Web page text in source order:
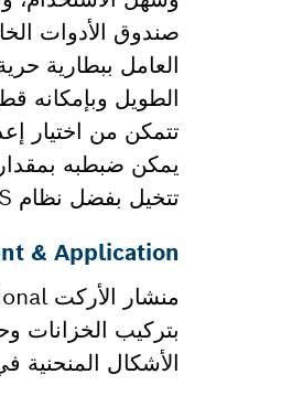
الطويل وبإمكانه
تتمكن من اختيار
تتخيل بفضل نظام SDS من بوش دون استخدام أدوات.
& Application
بتركيب الخزانات
الأشكال المنحنية